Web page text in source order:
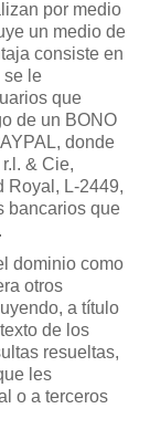
por medio
un medio de
consiste en
se le
que
de un BONO
donde
& Cie,
Royal, L-2449,
bancarios que
dominio como
otros
a título
de los
resueltas,
les
o a terceros